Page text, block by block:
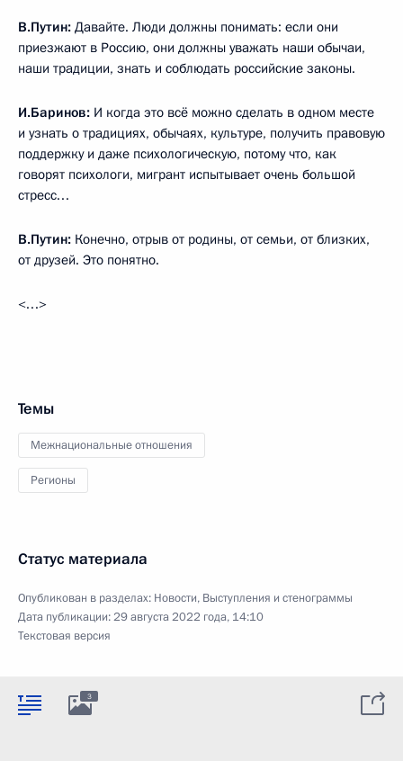
В.Путин: Давайте. Люди должны понимать: если они
приезжают в Россию, они должны уважать наши обычаи,
наши традиции, знать и соблюдать российские законы.
И.Баринов: И когда это всё можно сделать в одном месте
и узнать о традициях, обычаях, культуре, получить правовую
поддержку и даже психологическую, потому что, как
говорят психологи, мигрант испытывает очень большой
стресс…
В.Путин: Конечно, отрыв от родины, от семьи, от близких,
от друзей. Это понятно.
<…>
Темы
Межнациональные отношения
Регионы
Статус материала
Опубликован в разделах: Новости, Выступления и стенограммы
Дата публикации:29 августа 2022 года, 14:10
Текстовая версия
3